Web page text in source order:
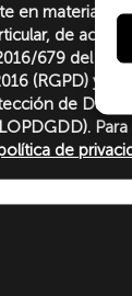
en materia
de
679 del
(RGPD) y la
de Datos
de